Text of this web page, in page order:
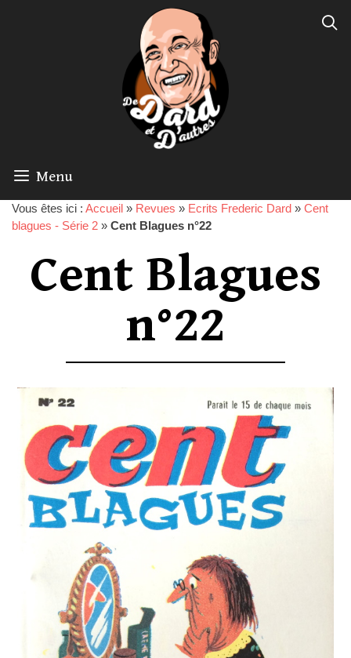
Menu
Vous êtes ici : Accueil » Revues » Ecrits Frederic Dard » Cent
blagues - Série 2 » Cent Blagues n°22
Cent Blagues
n°22